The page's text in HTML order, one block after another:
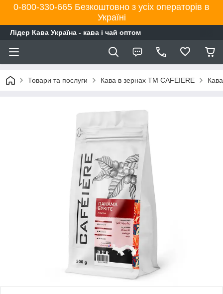
0-800-330-665 Безкоштовно з усіх операторів в
Україні
Лідер Кава Україна - кава і чай оптом
Товари та послуги Кава в зернах TM CAFEIERE